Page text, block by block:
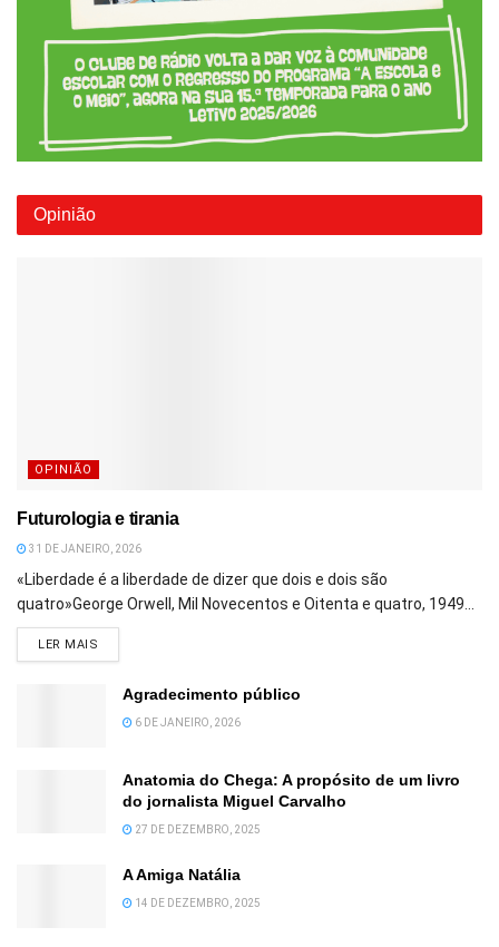
Opinião
OPINIÃO
Futurologia e tirania
31 DE JANEIRO, 2026
«Liberdade é a liberdade de dizer que dois e dois são
quatro»George Orwell, Mil Novecentos e Oitenta e quatro, 1949...
LER MAIS
Agradecimento público
6 DE JANEIRO, 2026
Anatomia do Chega: A propósito de um livro
do jornalista Miguel Carvalho
27 DE DEZEMBRO, 2025
A Amiga Natália
14 DE DEZEMBRO, 2025